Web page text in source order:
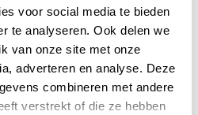
voor social media te bieden
te analyseren. Ook delen we
van onze site met onze
adverteren en analyse. Deze
combineren met andere
verstrekt of die ze hebben